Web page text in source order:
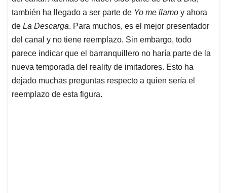
también ha llegado a ser parte de Yo me llamo y ahora
de La Descarga. Para muchos, es el mejor presentador
del canal y no tiene reemplazo. Sin embargo, todo
parece indicar que el barranquillero no haría parte de la
nueva temporada del reality de imitadores. Esto ha
dejado muchas preguntas respecto a quien sería el
reemplazo de esta figura.